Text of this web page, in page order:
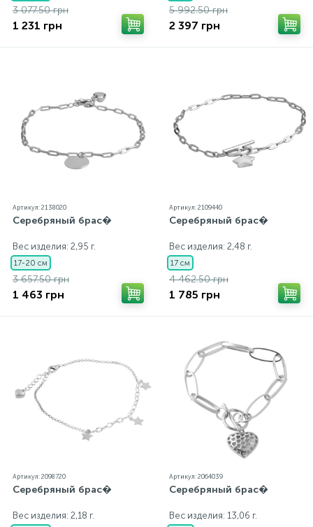
3 077.50 грн
1 231 грн
5 992.50 грн
2 397 грн
Артикул: 2138020
Серебряный брас�
Вес изделия: 2,95 г.
17-20 см
3 657.50 грн
1 463 грн
Артикул: 2109440
Серебряный брас�
Вес изделия: 2,48 г.
17 см
4 462.50 грн
1 785 грн
Артикул: 2098720
Серебряный брас�
Вес изделия: 2,18 г.
Артикул: 2064039
Серебряный брас�
Вес изделия: 13,06 г.